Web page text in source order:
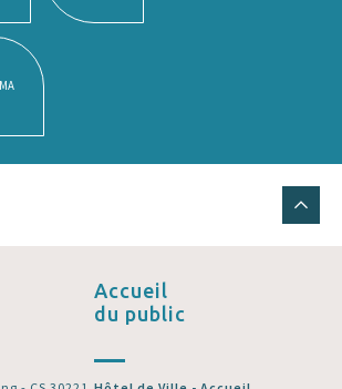
Accueil
du public